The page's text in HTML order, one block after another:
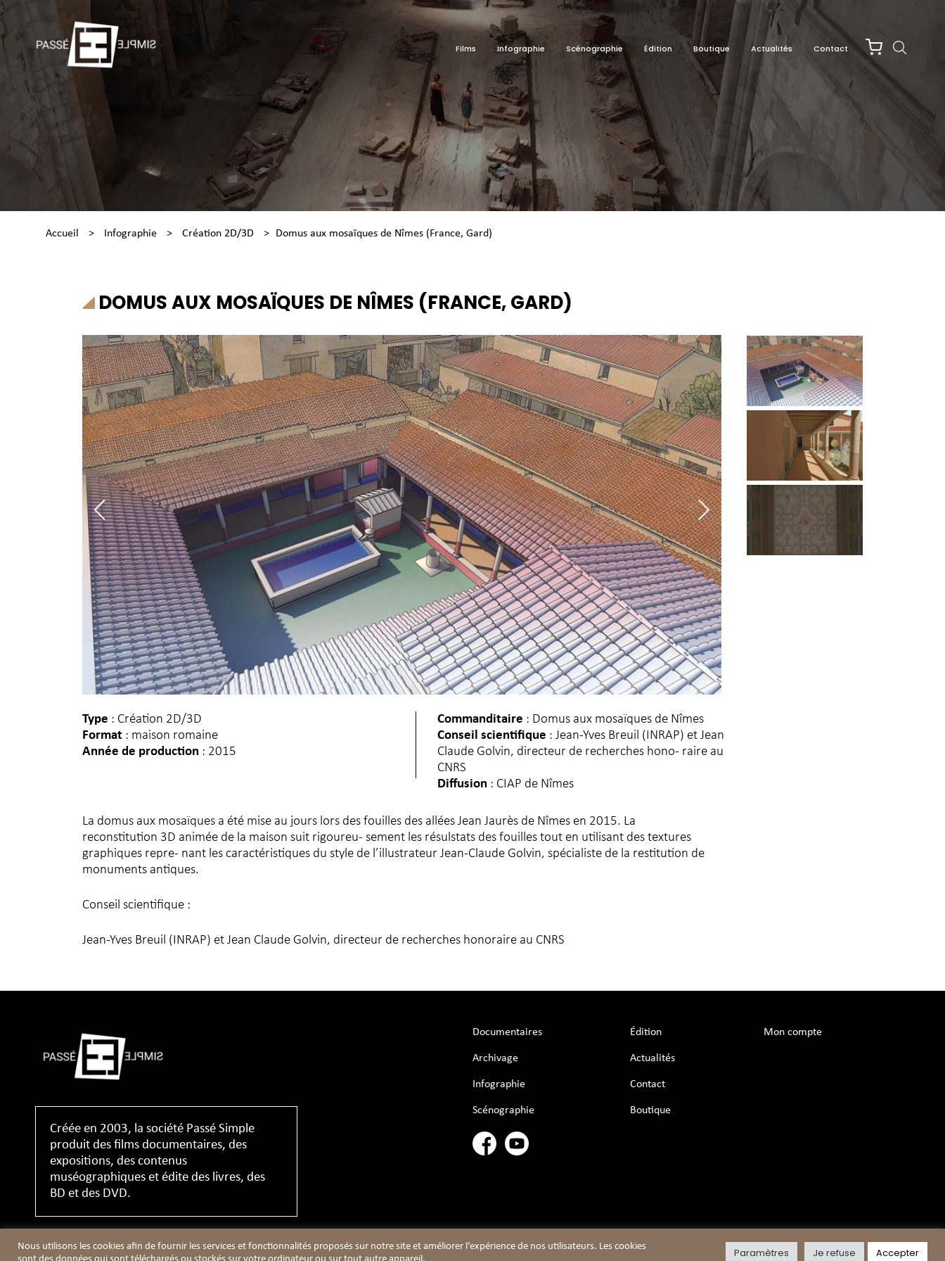
Films Infographie Scénographie Édition Boutique Actualités Contact
Accueil > Infographie > Création 2D/3D > Domus aux mosaïques de Nîmes (France, Gard)
DOMUS AUX MOSAÏQUES DE NÎMES (FRANCE, GARD)
Type : Création 2D/3D
Format : maison romaine
Année de production : 2015
Commanditaire : Domus aux mosaïques de Nîmes
Conseil scientifique : Jean-Yves Breuil (INRAP) et Jean
Claude Golvin, directeur de recherches hono- raire au
CNRS
Diffusion : CIAP de Nîmes
La domus aux mosaïques a été mise au jours lors des fouilles des allées Jean Jaurès de Nîmes en 2015. La
reconstitution 3D animée de la maison suit rigoureu- sement les résulstats des fouilles tout en utilisant des textures
graphiques repre- nant les caractéristiques du style de l’illustrateur Jean-Claude Golvin, spécialiste de la restitution de
monuments antiques.
Conseil scientifique :
Jean-Yves Breuil (INRAP) et Jean Claude Golvin, directeur de recherches honoraire au CNRS
Créée en 2003, la société Passé Simple
produit des films documentaires, des
expositions, des contenus
muséographiques et édite des livres, des
BD et des DVD.
Documentaires
Archivage
Infographie
Scénographie
Édition
Actualités
Contact
Boutique
Mon compte
Nous utilisons les cookies afin de fournir les services et fonctionnalités proposés sur notre site et améliorer l’expérience de nos utilisateurs. Les cookies
sont des données qui sont téléchargés ou stockés sur votre ordinateur ou sur tout autre appareil.
Paramètres Je refuse Accepter